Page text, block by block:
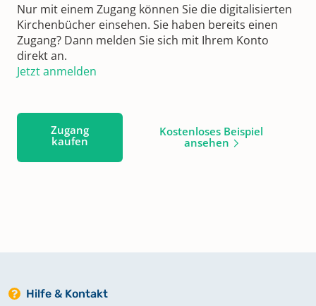
Nur mit einem Zugang können Sie die digitalisierten
Kirchenbücher einsehen. Sie haben bereits einen
Zugang? Dann melden Sie sich mit Ihrem Konto
direkt an.
Jetzt anmelden
Zugang
kaufen
Kostenloses Beispiel
ansehen
Hilfe & Kontakt